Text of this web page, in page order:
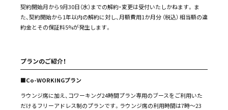
契約開始月から9月30日（水）までの解約・変更は受付いたしかねます。 ま
た、契約開始から1年以内の解約に対し、月額費用1か月分 （税込） 相当額の違
約金とその保証料5%が発生します。
プランのご紹介！
■Co-WORKINGプラン
ラウンジ席に加え、コワーキング24時間プラン専用のブースをご利用いた
だけるフリーアドレス制のプランです。ラウンジ席の利用時間は7時～23